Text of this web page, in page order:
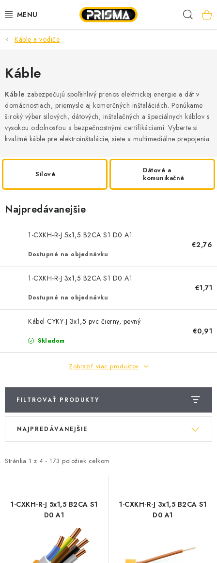
na
OBCHOD
AKCIE
LED PÁSY
MODULÁRNE PRÍSTROJE
ROZVÁDZAČE
KÁBLE A VODIČE
BLESKOZVOD
BATÉRIE A NABÍJAČKY
NÁRADIE A KOTVIACI MATERIÁL
SVIETIDLÁ A SVETELNÉ ZDROJE
ÚLOŽNÝ MATERIÁL
ZÁSUVKY A VYPÍNAČE
ELEKTROMEROVÉ ROZVÁDZAČE
Káble a vodiče
Káble
Káble zabezpečujú spoľahlivý prenos elektrickej energie a dát v
domácnostiach, priemysle aj komerčných inštaláciách. Ponúkame
široký výber silových, dátových, inštalačných a špeciálnych káblov s
vysokou odolnosťou a bezpečnostnými certifikáciami. Vyberte si
kvalitné káble pre elektroinštalácie, siete a multimediálne prepojenia.
Silové
Dátové a
komunikačné
Najpredávanejšie
1-CXKH-R-J 5x1,5 B2CA S1 D0 A1
Dostupné na objednávku
€2,76
1-CXKH-R-J 3x1,5 B2CA S1 D0 A1
Dostupné na objednávku
€1,71
Kábel CYKY-J 3x1,5 pvc čierny, pevný
Skladom
€0,91
Zobraziť viac produktov
FILTROVAŤ PRODUKTY
V
i
Stránka 1 z 4 - 173 položiek celkom
R
e
e
NAJPREDÁVANEJŠIE
1-CXKH-R-J 5x1,5 B2CA S1
D0 A1
1-CXKH-R-J 3x1,5 B2CA S1
D0 A1